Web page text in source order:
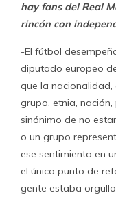
hay fans del Real
rincón con
-El fútbol
diputado europeo
que la nacionalidad,
grupo, etnia,
sinónimo de no
o un grupo
ese sentimiento en
el único punto de
gente estaba